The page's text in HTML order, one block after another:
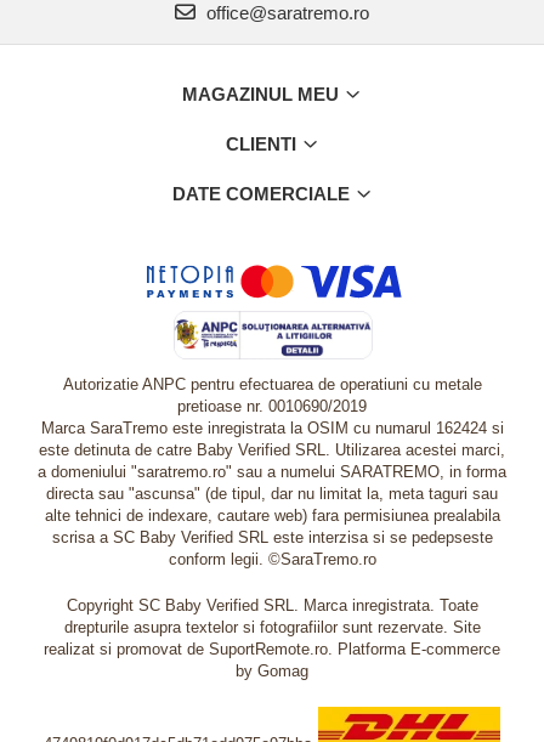
office@saratremo.ro
MAGAZINUL MEU
CLIENTI
DATE COMERCIALE
Autorizatie ANPC pentru efectuarea de operatiuni cu metale
pretioase nr. 0010690/2019
Marca SaraTremo este inregistrata la OSIM cu numarul 162424 si
este detinuta de catre Baby Verified SRL. Utilizarea acestei marci,
a domeniului "saratremo.ro" sau a numelui SARATREMO, in forma
directa sau "ascunsa" (de tipul, dar nu limitat la, meta taguri sau
alte tehnici de indexare, cautare web) fara permisiunea prealabila
scrisa a SC Baby Verified SRL este interzisa si se pedepseste
conform legii. ©SaraTremo.ro
Copyright SC Baby Verified SRL. Marca inregistrata. Toate
drepturile asupra textelor si fotografiilor sunt rezervate. Site
realizat si promovat de SuportRemote.ro. Platforma E-commerce
by Gomag